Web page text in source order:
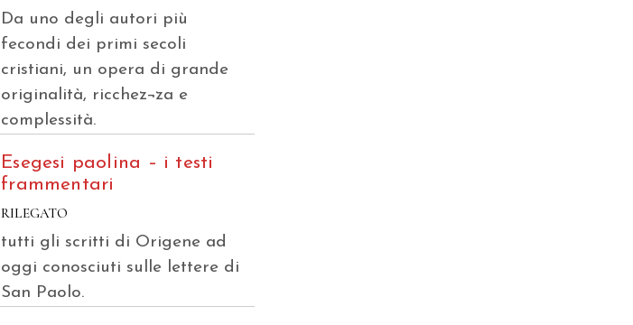
Da uno degli autori più
fecondi dei primi secoli
cristiani, un opera di grande
originalità, ricchez¬za e
complessità.
Esegesi paolina – i testi
frammentari
RILEGATO
tutti gli scritti di Origene ad
oggi conosciuti sulle lettere di
San Paolo.